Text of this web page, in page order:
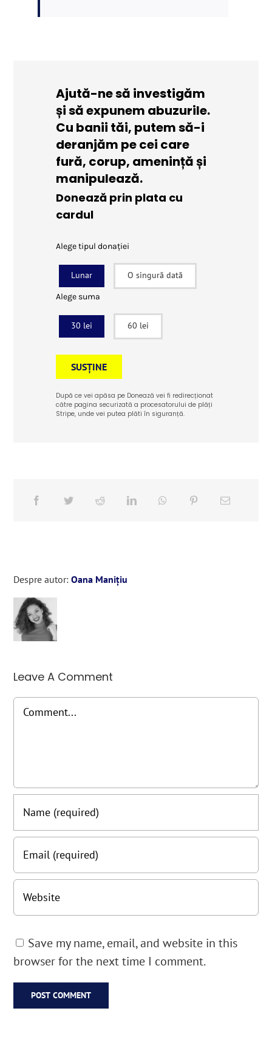
Ajută-ne să investigăm
și să expunem abuzurile.
Cu banii tăi, putem să-i
deranjăm pe cei care
fură, corup, amenință și
manipulează.
Donează prin plata cu
cardul
Alege tipul donației
Lunar O singură dată
Alege suma
30 lei 60 lei
SUSȚINE
După ce vei apăsa pe Donează vei fi redirecționat
către pagina securizată a procesatorului de plăți
Stripe, unde vei putea plăti în siguranță.
Despre autor:Oana Manițiu
Leave A Comment
Comment
Save my name, email, and website in this
browser for the next time I comment.